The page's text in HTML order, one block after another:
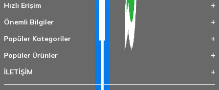
Hızlı Erişim
Önemli Bilgiler
Popüler Kategoriler
Popüler Ürünler
İLETİŞİM